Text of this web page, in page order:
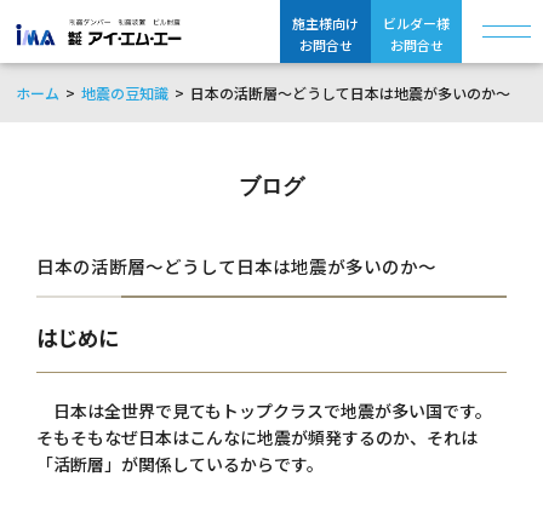
施主様向け
お問合せ
ビルダー様
お問合せ
ホーム 地震の豆知識 日本の活断層～どうして日本は地震が多いのか～
ブログ
日本の活断層～どうして日本は地震が多いのか～
はじめに
日本は全世界で見てもトップクラスで地震が多い国です。
そもそもなぜ日本はこんなに地震が頻発するのか、それは
「活断層」が関係しているからです。